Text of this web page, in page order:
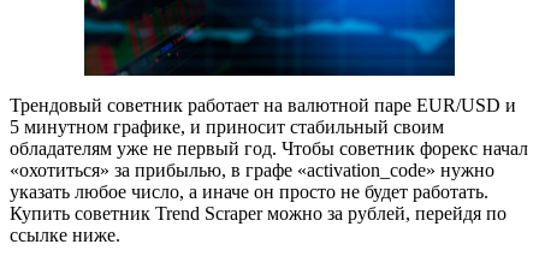
Трендовый советник работает на валютной паре EUR/USD и
5 минутном графике, и приносит стабильный своим
обладателям уже не первый год. Чтобы советник форекс начал
«охотиться» за прибылью, в графе «activation_code» нужно
указать любое число, а иначе он просто не будет работать.
Купить советник Trend Scraper можно за рублей, перейдя по
ссылке ниже.